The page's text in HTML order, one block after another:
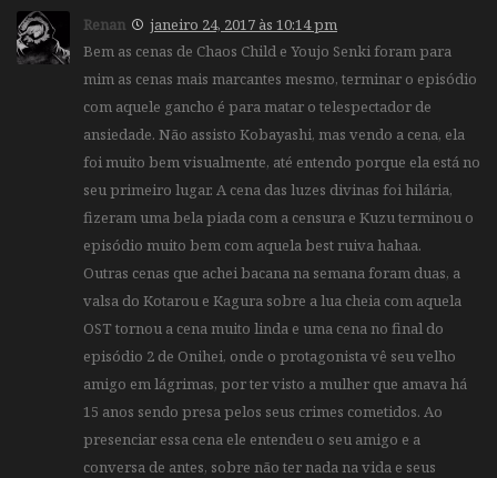
Renan
janeiro 24, 2017 às 10:14 pm
Bem as cenas de Chaos Child e Youjo Senki foram para
mim as cenas mais marcantes mesmo, terminar o episódio
com aquele gancho é para matar o telespectador de
ansiedade. Não assisto Kobayashi, mas vendo a cena, ela
foi muito bem visualmente, até entendo porque ela está no
seu primeiro lugar. A cena das luzes divinas foi hilária,
fizeram uma bela piada com a censura e Kuzu terminou o
episódio muito bem com aquela best ruiva hahaa.
Outras cenas que achei bacana na semana foram duas, a
valsa do Kotarou e Kagura sobre a lua cheia com aquela
OST tornou a cena muito linda e uma cena no final do
episódio 2 de Onihei, onde o protagonista vê seu velho
amigo em lágrimas, por ter visto a mulher que amava há
15 anos sendo presa pelos seus crimes cometidos. Ao
presenciar essa cena ele entendeu o seu amigo e a
conversa de antes, sobre não ter nada na vida e seus